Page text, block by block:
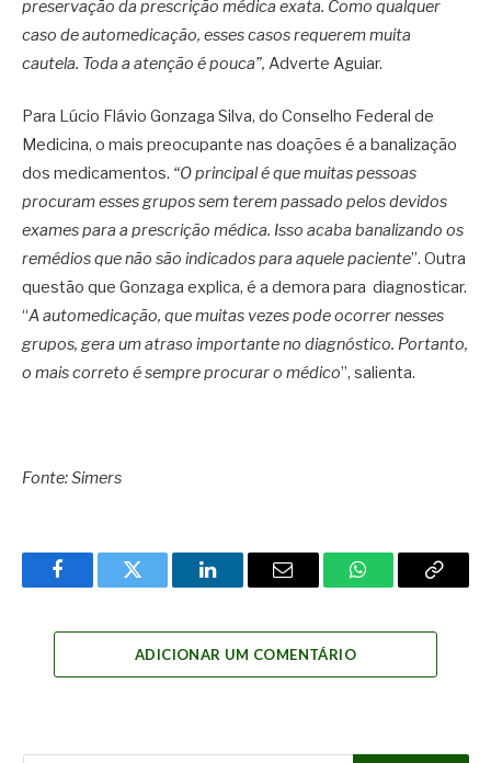
preservação da prescrição médica exata. Como qualquer
caso de automedicação, esses casos requerem muita
cautela. Toda a atenção é pouca”, Adverte Aguiar.
Para Lúcio Flávio Gonzaga Silva, do Conselho Federal de
Medicina, o mais preocupante nas doações é a banalização
dos medicamentos. “O principal é que muitas pessoas
procuram esses grupos sem terem passado pelos devidos
exames para a prescrição médica. Isso acaba banalizando os
remédios que não são indicados para aquele paciente”. Outra
questão que Gonzaga explica, é a demora para diagnosticar.
“A automedicação, que muitas vezes pode ocorrer nesses
grupos, gera um atraso importante no diagnóstico. Portanto,
o mais correto é sempre procurar o médico”, salienta.
Fonte: Simers
FacebookTwitter LinkedInEmail WhatsAppCopy
ADICIONAR UM COMENTÁRIO